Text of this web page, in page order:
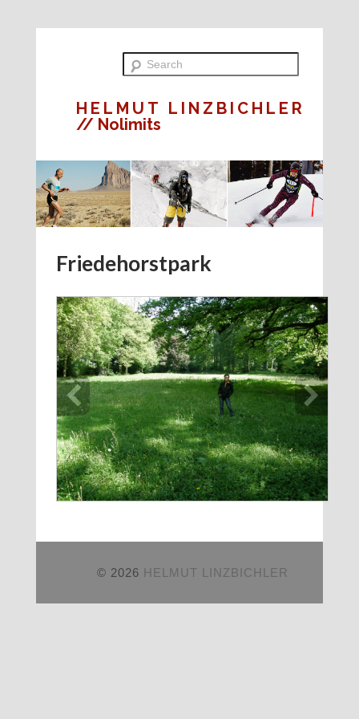
HELMUT LINZBICHLER
// Nolimits
Friedehorstpark
© 2026 HELMUT LINZBICHLER